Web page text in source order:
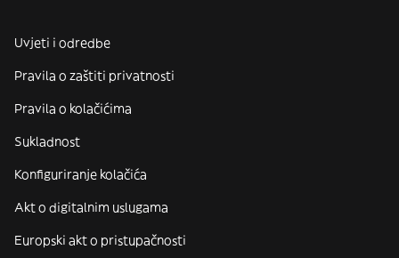
Uvjeti i odredbe
Pravila o zaštiti privatnosti
Pravila o kolačićima
Sukladnost
Konfiguriranje kolačića
Akt o digitalnim uslugama
Europski akt o pristupačnosti